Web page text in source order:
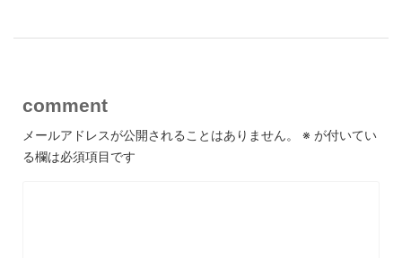
comment
メールアドレスが公開されることはありません。 ※ が付いてい
る欄は必須項目です